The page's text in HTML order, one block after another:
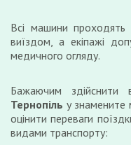
Всі машини проходять
виїздом, а екіпажі
медичного огляду.
Бажаючим
Тернопіль у знамените
оцінити переваги
видами транспорту: